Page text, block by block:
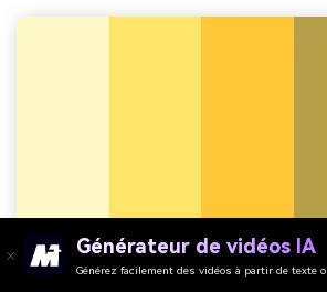
Générateur de vidéos IA
Générez facilement des vidéos à partir de texte